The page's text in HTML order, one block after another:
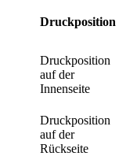
Druckposition
Druckposition
auf der
Innenseite
Druckposition
auf der
Rückseite